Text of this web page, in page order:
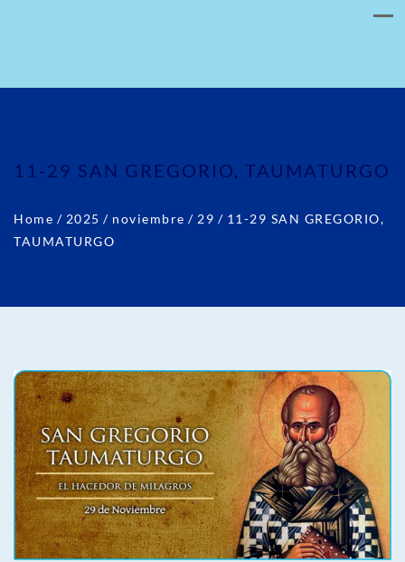
11-29 SAN GREGORIO, TAUMATURGO
Home / 2025 / noviembre / 29 / 11-29 SAN GREGORIO,
TAUMATURGO